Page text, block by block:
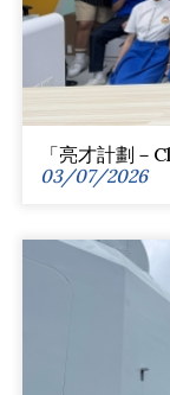
「亮才計劃－
03/07/2026